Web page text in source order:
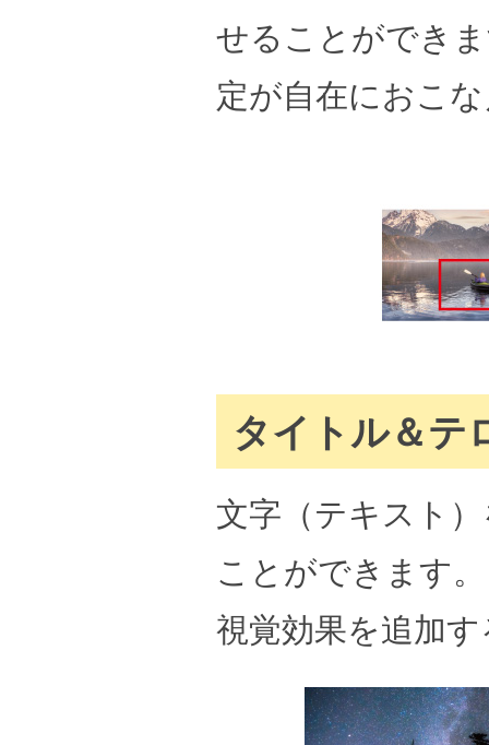
せることができ
定が自在におこ
タイトル＆テ
文字（テキスト
ことができます
視覚効果を追加